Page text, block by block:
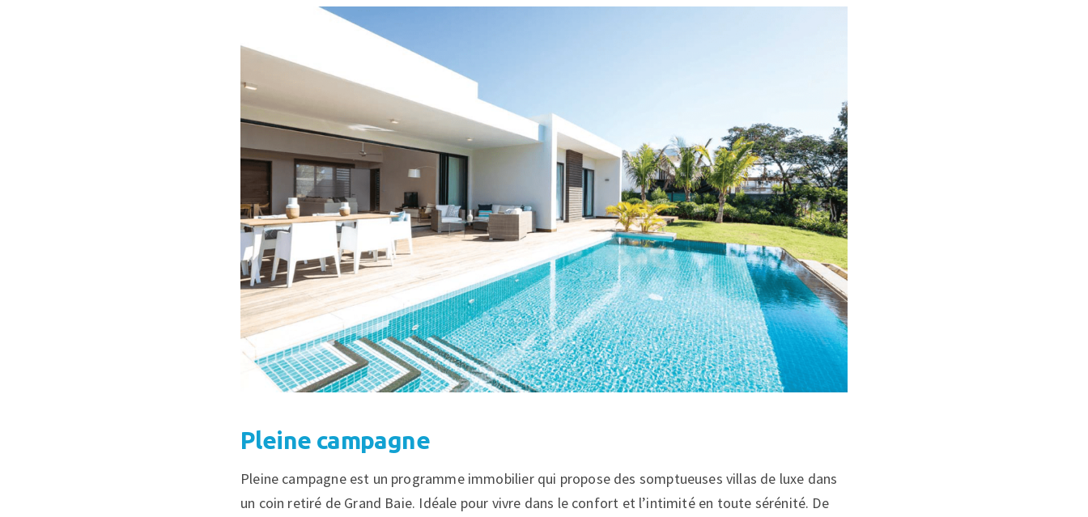
Pleine campagne
Pleine campagne est un programme immobilier qui propose des somptueuses villas de luxe dans
un coin retiré de Grand Baie. Idéale pour vivre dans le confort et l’intimité en toute sérénité. De